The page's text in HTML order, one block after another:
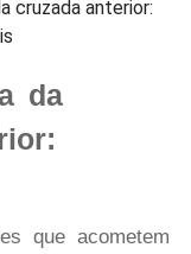
da
que acometem